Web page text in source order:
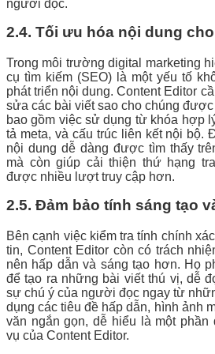
người đọc.
2.4. Tối ưu hóa nội dung cho
Trong môi trường digital marketing
cụ tìm kiếm (SEO) là một yếu tố
phát triển nội dung. Content Editor
sửa các bài viết sao cho chúng
bao gồm việc sử dụng từ khóa hợp
tả meta, và cấu trúc liên kết nội bộ.
nội dung dễ dàng được tìm thấy
mà còn giúp cải thiện thứ hạng
được nhiều lượt truy cập hơn.
2.5. Đảm bảo tính sáng tạo
Bên cạnh việc kiểm tra tính chính
tin, Content Editor còn có trách
nên hấp dẫn và sáng tạo hơn. Họ
để tạo ra những bài viết thú vị, dễ
sự chú ý của người đọc ngay từ
dụng các tiêu đề hấp dẫn, hình ảnh
văn ngắn gọn, dễ hiểu là một phần
vụ của Content Editor.